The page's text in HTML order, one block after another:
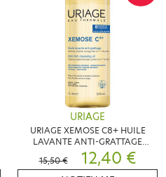
URIAGE
URIAGE XEMOSE C8+ HUILE
LAVANTE ANTI-GRATTAGE
500ML
15,50 € 12,40 €